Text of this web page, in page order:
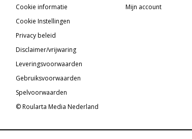
Cookie informatie
Cookie Instellingen
Privacy beleid
Disclaimer/vrijwaring
Leveringsvoorwaarden
Gebruiksvoorwaarden
Spelvoorwaarden
© Roularta Media Nederland
Mijn account